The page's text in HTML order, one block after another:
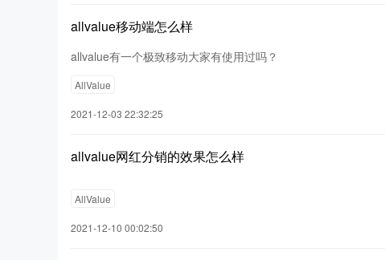
allvalue移动端怎么样
allvalue有一个极致移动大家有使用过吗？
AllValue
2021-12-03 22:32:25
allvalue网红分销的效果怎么样
AllValue
2021-12-10 00:02:50